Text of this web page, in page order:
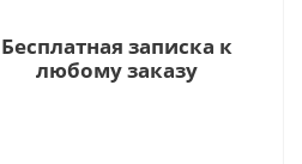
Бесплатная записка к
любому заказу